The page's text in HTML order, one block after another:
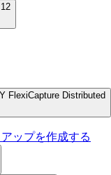
FlexiCapture Distributed
ップを作成する